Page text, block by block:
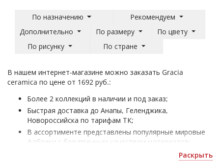
По назначению
Рекомендуем
Дополнительно
По размеру
По цвету
По рисунку
По стране
В нашем интернет-магазине можно заказать Gracia
ceramica по цене от 1692 руб.:
Более 2 коллекций в наличии и под заказ;
Быстрая доставка до Анапы, Геленджика,
Новороссийска по тарифам ТК;
В ассортименте представлены популярные мировые
фабрики с безупречным качеством материалов;
Плитка для улицы Gracia ceramica - для облицовки
Раскрыть